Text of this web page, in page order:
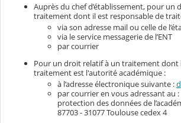
Auprès du chef d’établissement, pour un
traitement dont il est responsable de
via son adresse mail ou celle de
via le service messagerie de l’ENT
par courrier
Pour un droit relatif à un traitement dont
traitement est l'autorité académique :
à l’adresse électronique suivante :
par courrier en vous adressant au :
protection des données de
87703 - 31077 Toulouse cedex 4